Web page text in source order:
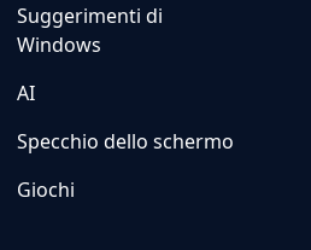
Suggerimenti di
Windows
AI
Specchio dello schermo
Giochi